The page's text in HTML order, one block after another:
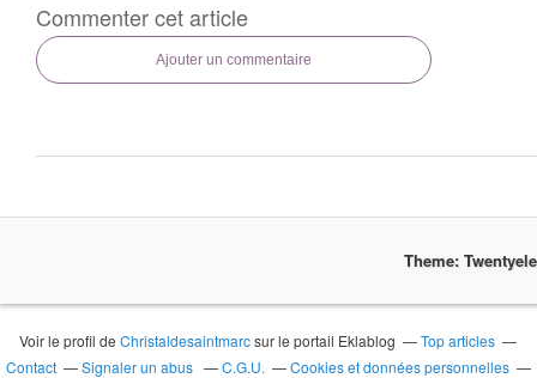
Commenter cet article
Ajouter un commentaire
Theme:
Voir le profil deChristaldesaintmarcsur le portail Eklablog
Top articles
Contact
Signaler un abus C.G.U.
Cookies et données personnelles